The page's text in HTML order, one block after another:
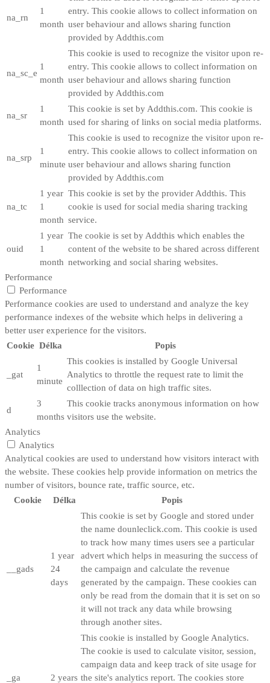
na_rn
1
month
entry. This cookie allows to collect information on
user behaviour and allows sharing function
provided by Addthis.com
na_sc_e
1
month
This cookie is used to recognize the visitor upon re-
entry. This cookie allows to collect information on
user behaviour and allows sharing function
provided by Addthis.com
na_sr
1
month
This cookie is set by Addthis.com. This cookie is
used for sharing of links on social media platforms.
na_srp
1
minute
This cookie is used to recognize the visitor upon re-
entry. This cookie allows to collect information on
user behaviour and allows sharing function
provided by Addthis.com
na_tc
1 year
1
month
This cookie is set by the provider Addthis. This
cookie is used for social media sharing tracking
service.
ouid
1 year
1
month
The cookie is set by Addthis which enables the
content of the website to be shared across different
networking and social sharing websites.
Performance
Performance
Performance cookies are used to understand and analyze the key
performance indexes of the website which helps in delivering a
better user experience for the visitors.
Cookie Délka Popis
_gat
1
minute
This cookies is installed by Google Universal
Analytics to throttle the request rate to limit the
colllection of data on high traffic sites.
d
3
months
This cookie tracks anonymous information on how
visitors use the website.
Analytics
Analytics
Analytical cookies are used to understand how visitors interact with
the website. These cookies help provide information on metrics the
number of visitors, bounce rate, traffic source, etc.
Cookie
Délka Popis
__gads
1 year
24
days
This cookie is set by Google and stored under
the name dounleclick.com. This cookie is used
to track how many times users see a particular
advert which helps in measuring the success of
the campaign and calculate the revenue
generated by the campaign. These cookies can
only be read from the domain that it is set on so
it will not track any data while browsing
through another sites.
_ga 2 years
This cookie is installed by Google Analytics.
The cookie is used to calculate visitor, session,
campaign data and keep track of site usage for
the site's analytics report. The cookies store